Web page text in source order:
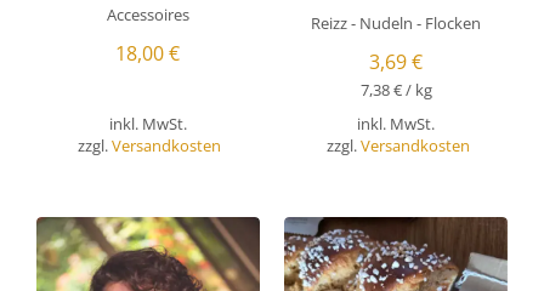
Accessoires
18,00€
inkl. MwSt.
zzgl.Versandkosten
Reizz - Nudeln - Flocken
3,69€
7,38€/ kg
inkl. MwSt.
zzgl.Versandkosten